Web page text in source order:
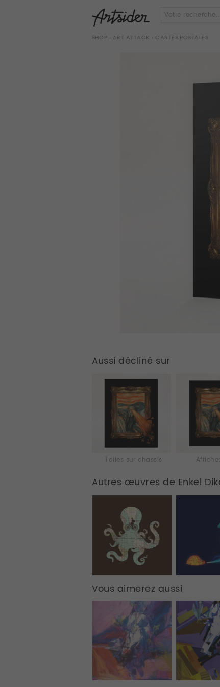
SHOP › ART ATTACK › CARTES POSTALES
Aussi décliné sur
Toiles sur chassis
Autres œuvres de Enkel
Vous aimerez aussi